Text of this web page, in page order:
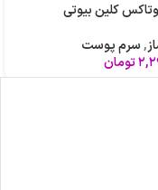
کلین بیوتی
,سرم پوست
تومان